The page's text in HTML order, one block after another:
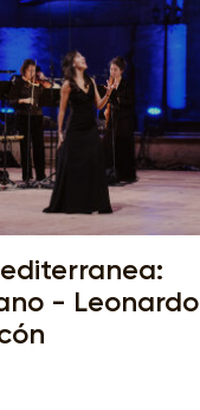
- Leonardo